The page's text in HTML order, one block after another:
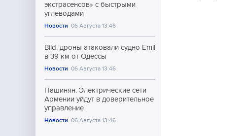
экстрасенсов» с быстрыми
углеводами
Новости 06 Августа 13:46
Bild: дроны атаковали судно Emil
в 39 км от Одессы
Новости 06 Августа 13:46
Пашинян: Электрические сети
Армении уйдут в доверительное
управление
Новости 06 Августа 13:46